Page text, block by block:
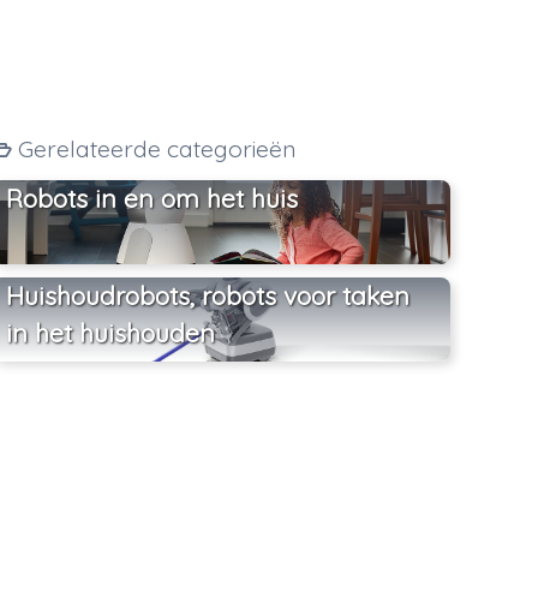
Gerelateerde categorieën
Robots in en om het huis
Huishoudrobots, robots voor taken
in het huishouden